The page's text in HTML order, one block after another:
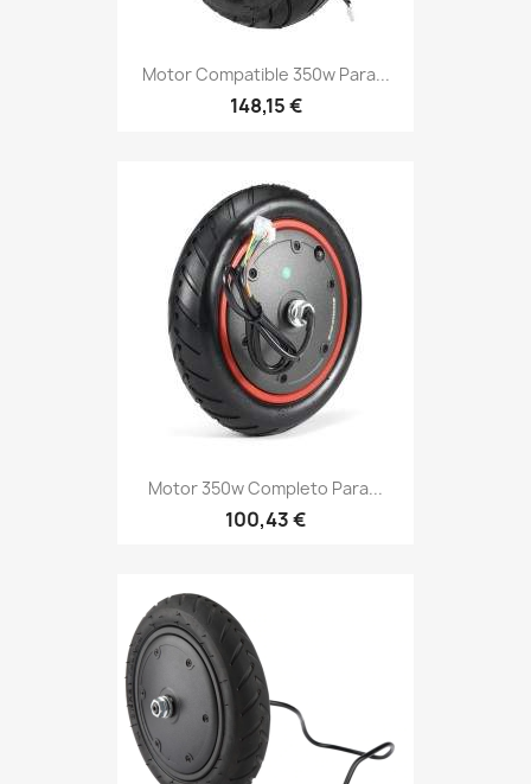
Motor Compatible 350w Para...
148,15 €
Motor 350w Completo Para...
100,43 €